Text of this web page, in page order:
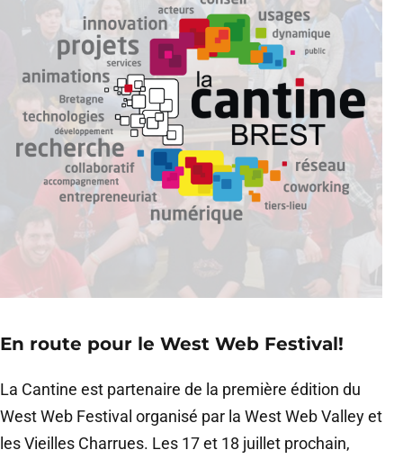
En route pour le West Web Festival!
La Cantine est partenaire de la première édition du
West Web Festival organisé par la West Web Valley et
les Vieilles Charrues. Les 17 et 18 juillet prochain,